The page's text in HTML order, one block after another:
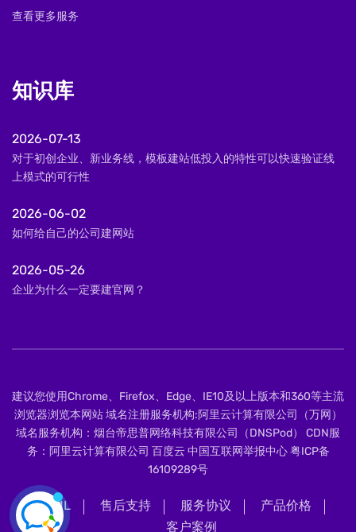
查看更多服务
知识库
2026-07-13
对于初创企业、新业务线，模板建站低投入的特性可以快速验证线
上模式的可行性
2026-06-02
如何给自己的公司建网站
2026-05-26
企业为什么一定要建官网？
建议您使用Chrome、Firefox、Edge、IE10及以上版本和360等主流
浏览器浏览本网站 域名注册服务机构:阿里云计算有限公司（万网）
域名服务机构：烟台帝思普网络科技有限公司（DNSPod） CDN服
务：阿里云计算有限公司 百度云 中国互联网举报中心粤ICP备
16109289号
XML 售后支持 服务协议
产品价格
客户案例